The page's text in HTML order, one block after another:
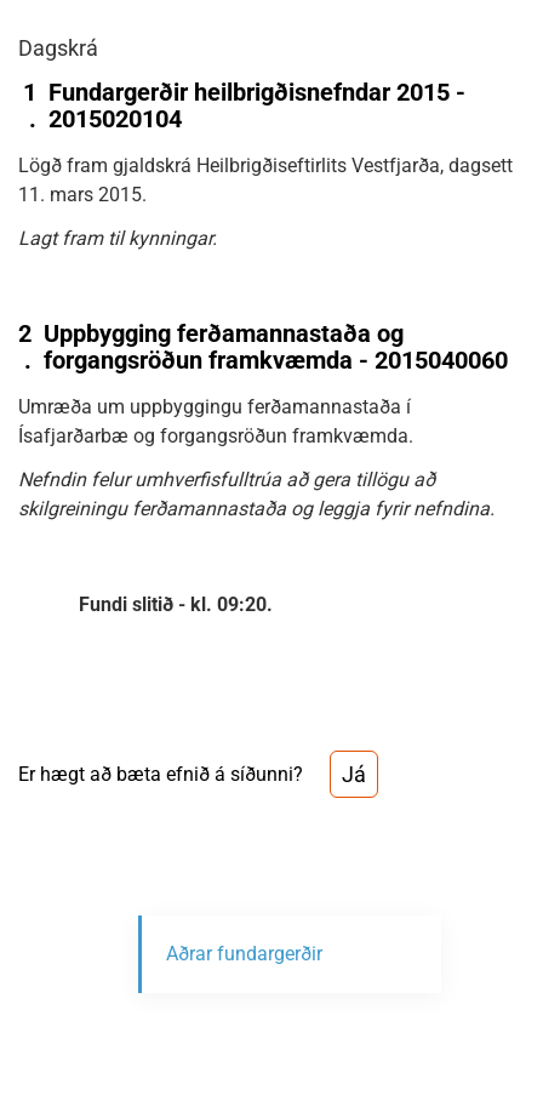
Dagskrá
1
.
Fundargerðir heilbrigðisnefndar 2015 -
2015020104
Lögð fram gjaldskrá Heilbrigðiseftirlits Vestfjarða, dagsett
11. mars 2015.
Lagt fram til kynningar.
2
.
Uppbygging ferðamannastaða og
forgangsröðun framkvæmda - 2015040060
Umræða um uppbyggingu ferðamannastaða í
Ísafjarðarbæ og forgangsröðun framkvæmda.
Nefndin felur umhverfisfulltrúa að gera tillögu að
skilgreiningu ferðamannastaða og leggja fyrir nefndina.
Fundi slitið - kl. 09:20.
Er hægt að bæta efnið á síðunni? Já
Aðrar fundargerðir